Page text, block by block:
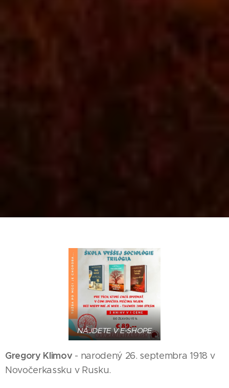
NÁJDETE V E-SHOPE
Gregory Klimov - narodený 26. septembra 1918 v
Novočerkassku v Rusku.